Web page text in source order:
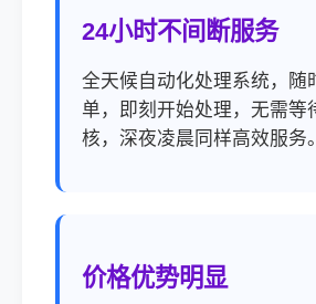
24小时不间断服务
全天候自动化处理系统，随
单，即刻开始处理，无需等
核，深夜凌晨同样高效服务。
价格优势明显